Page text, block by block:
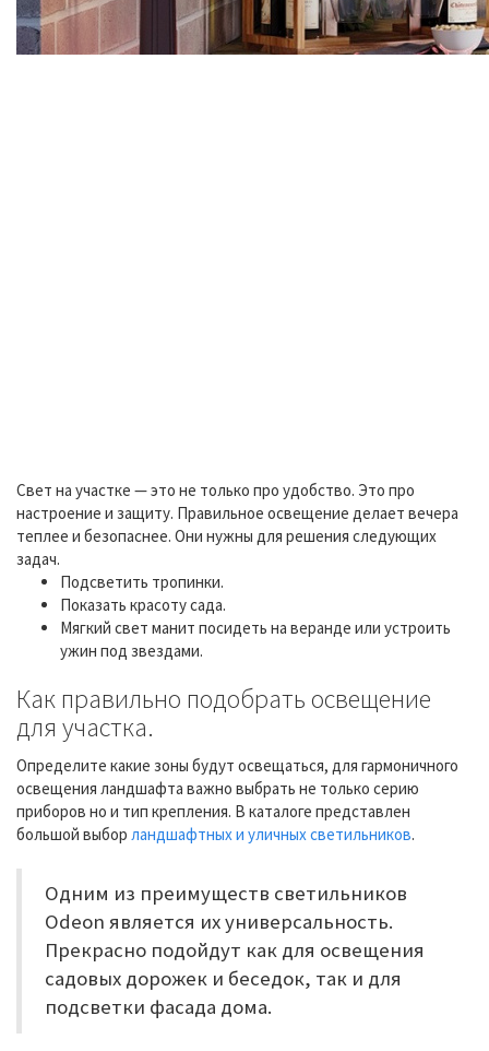
Свет на участке — это не только про удобство. Это про
настроение и защиту. Правильное освещение делает вечера
теплее и безопаснее. Они нужны для решения следующих
задач.
Подсветить тропинки.
Показать красоту сада.
Мягкий свет манит посидеть на веранде или устроить
ужин под звездами.
Как правильно подобрать освещение
для участка.
Определите какие зоны будут освещаться, для гармоничного
освещения ландшафта важно выбрать не только серию
приборов но и тип крепления. В каталоге представлен
большой выбор ландшафтных и уличных светильников.
Одним из преимуществ светильников
Odeon является их универсальность.
Прекрасно подойдут как для освещения
садовых дорожек и беседок, так и для
подсветки фасада дома.